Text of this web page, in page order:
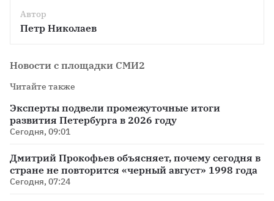
Автор
Петр Николаев
Новости с площадки СМИ2
Читайте также
Эксперты подвели промежуточные итоги
развития Петербурга в 2026 году
Сегодня, 09:01
Дмитрий Прокофьев объясняет, почему сегодня в
стране не повторится «черный август» 1998 года
Сегодня, 07:24